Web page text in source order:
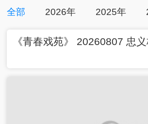
点击下载
全部 2026年 2025年
《青春戏苑》 20260807 忠义